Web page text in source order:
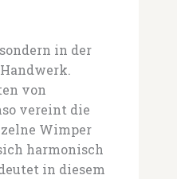
in der
von
vereint die
Wimper
harmonisch
in diesem